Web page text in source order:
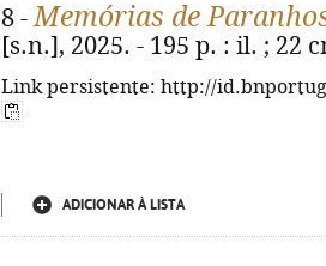
8 -Memórias de
[s.n.], 2025. - 195 p. : il. ; 22
Link persistente: http://
ADICIONAR À LISTA